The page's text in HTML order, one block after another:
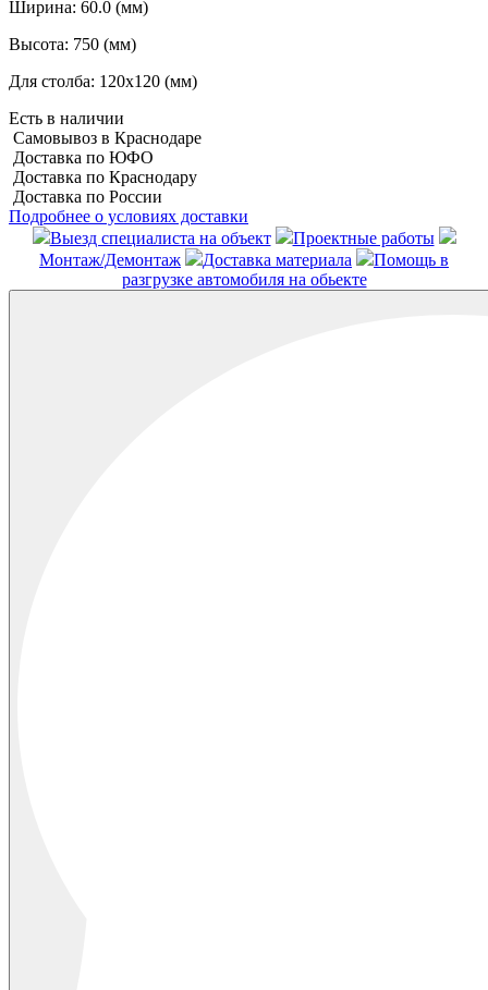
Ширина: 60.0 (мм)
Высота: 750 (мм)
Для столба: 120х120 (мм)
Есть в наличии
Самовывоз в Краснодаре
Доставка по ЮФО
Доставка по Краснодару
Доставка по России
Подробнее о условиях доставки
Выезд специалиста на объект
Проектные работы
Монтаж/Демонтаж
Доставка материала
Помощь в
разгрузке автомобиля на обьекте